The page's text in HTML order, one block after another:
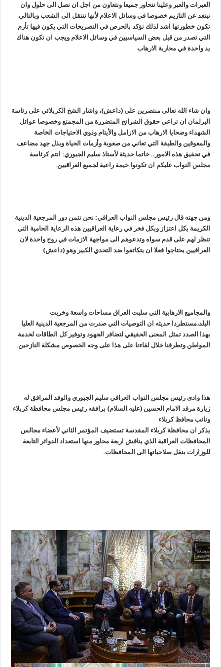
العبرات والعبر وعلينا نتحاور جميعا ونتعاون من اجل ان نصل الى حلول وان
نبتعد عن التازيم خصوصا في وسائل الاعلام لأنها تنتقل الى الشعب وبالتالي
تكون خطورتها اشد لذلك نؤكد بالحرص في التصريحات التي يكون فيها تأزم
التي تصدر من قبل بعض السياسيين في وسائل الاعلام ويجب ان تكون هناك
يد واحدة في محاربة الارهاب
وان شاء الله تعالى منتصرين على (داعش)، واشار الشخ الكربلائي على رئاسة
البرلمان ان تراعي حقوق الشرائح المتضررة من المجمتع وخصوصا عوائل
الشهداء وضحايا الارهاب من الارامل والأيتام وذوي الاحتياجات الخاصة
والمعوقين والطبقة التي تعاني من صعوبة وأزمات الحياة وبذل جهد مضاعف
في تحقيق هذه الامور.. خاتما حديثة لأستاذ سليم الجبوري: انتم كرئاسة
مجلس النواب عليكم ان تكونوا خيمة راعية لجميع العراقيين.
ومن جهته قال رئيس مجلس النواب العراقي: نحن نثمن دور المرجعية الدينية
الكريمة بكل اعتزاز وبكل فخر في رعاية العراقيين هذه الرعاية الحامية التي
تنظر لهم على قدم سواه وتدعوهم الى مواجهة الازمات في روح واحدة لان
العراقيين يحتاجوا فعلا ان يتكاتفوا ضد التحدي الكبير وهو (داعش)
والمجاميع الارهابية التي سلبت العراق مساحات واسعة وخربت
البلد،مستطردا حديثه ان التوصيات التي صدرت من المرجعية الدينية العليا
بهذا الصدد تمثل المعنى الحقيقي لتضافر الجهود وتوفير كل الطاقات لخدمة
المواطن وتطرقنا خلال لقاءنا على هذا على وجه الخصوص مشكلة النازحين.
هذا وادى رئيس مجلس النواب العراقي سليم الجبوري والوفد المرافق له
زيارة مرقد الامام الحسين (عليه السلام) برافقه رئيس مجلس محافظة كربلاء
ونائب محافظ كربلاء
يذكر ان محافظة كربلاء المقدسة تستضيف المؤتمر الثاني لأعضاء مجالس
المحافظات العراقية الذي يناقش اربعة محاور منها استعداد الدوائر التابعة
للوزارات بنقل صلاحياتها الى المحافظات.